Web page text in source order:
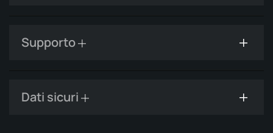
Supporto
Dati sicuri